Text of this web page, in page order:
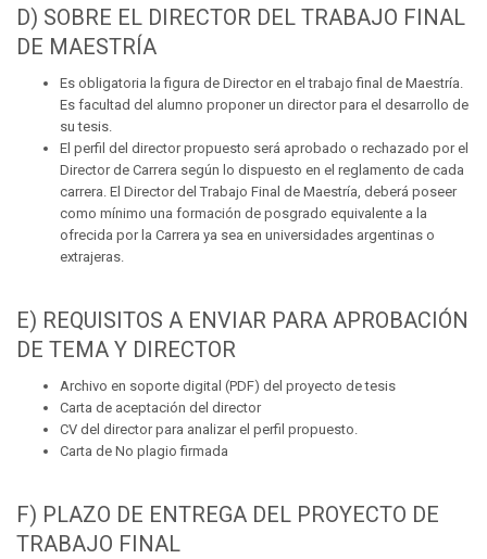
D) SOBRE EL DIRECTOR DEL TRABAJO FINAL
DE MAESTRÍA
Es obligatoria la figura de Director en el trabajo final de Maestría.
Es facultad del alumno proponer un director para el desarrollo de
su tesis.
El perfil del director propuesto será aprobado o rechazado por el
Director de Carrera según lo dispuesto en el reglamento de cada
carrera. El Director del Trabajo Final de Maestría, deberá poseer
como mínimo una formación de posgrado equivalente a la
ofrecida por la Carrera ya sea en universidades argentinas o
extrajeras.
E) REQUISITOS A ENVIAR PARA APROBACIÓN
DE TEMA Y DIRECTOR
Archivo en soporte digital (PDF) del proyecto de tesis
Carta de aceptación del director
CV del director para analizar el perfil propuesto.
Carta de No plagio firmada
F) PLAZO DE ENTREGA DEL PROYECTO DE
TRABAJO FINAL